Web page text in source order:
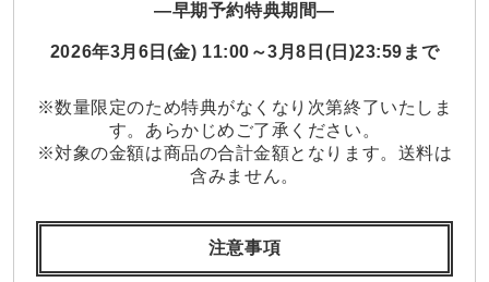
—早期予約特典期間—
2026年3月6日(金) 11:00～3月8日(日)23:59まで
※数量限定のため特典がなくなり次第終了いたしま
す。あらかじめご了承ください。
※対象の金額は商品の合計金額となります。送料は
含みません。
注意事項